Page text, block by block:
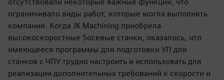
отсутствовали некоторые важные функции, что
ограничивало виды работ, которые могла выполнять
компания. Когда JK Machining приобрела
высокоскоростные 5­осевые станки, оказалось, что
имеющееся программы для подготовки УП для
станков с ЧПУ трудно настроить и использовать для
реализации дополнительных требований к скорости и